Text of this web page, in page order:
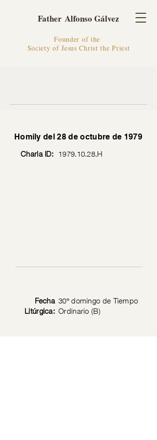
Father Alfonso Gálvez
Founder of the
Society of Jesus Christ the Priest
Homily del 28 de octubre de 1979
Charla ID: 1979.10.28.H
Fecha
Litúrgica:
30º domingo de Tiempo
Ordinario (B)